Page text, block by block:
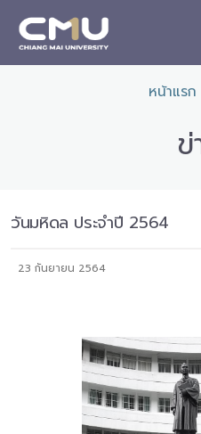
หน้าแรก
ข่
วันมหิดล ประจำปี 2564
23 กันยายน 2564